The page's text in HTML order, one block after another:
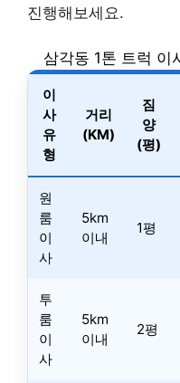
진행해보세요.
삼각동 1톤 트럭
이
사
유
형
거리
(KM)
짐
양
(평)
원
룸
이
사
5km
이내
1평
투
룸
이
사
5km
이내
2평